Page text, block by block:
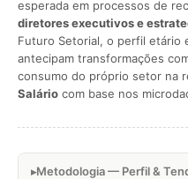
esperada em processos de
diretores executivos e
Futuro Setorial, o perfil etário
antecipam transformações
consumo do próprio setor na
Salário com base nos
Metodologia — Perfil &